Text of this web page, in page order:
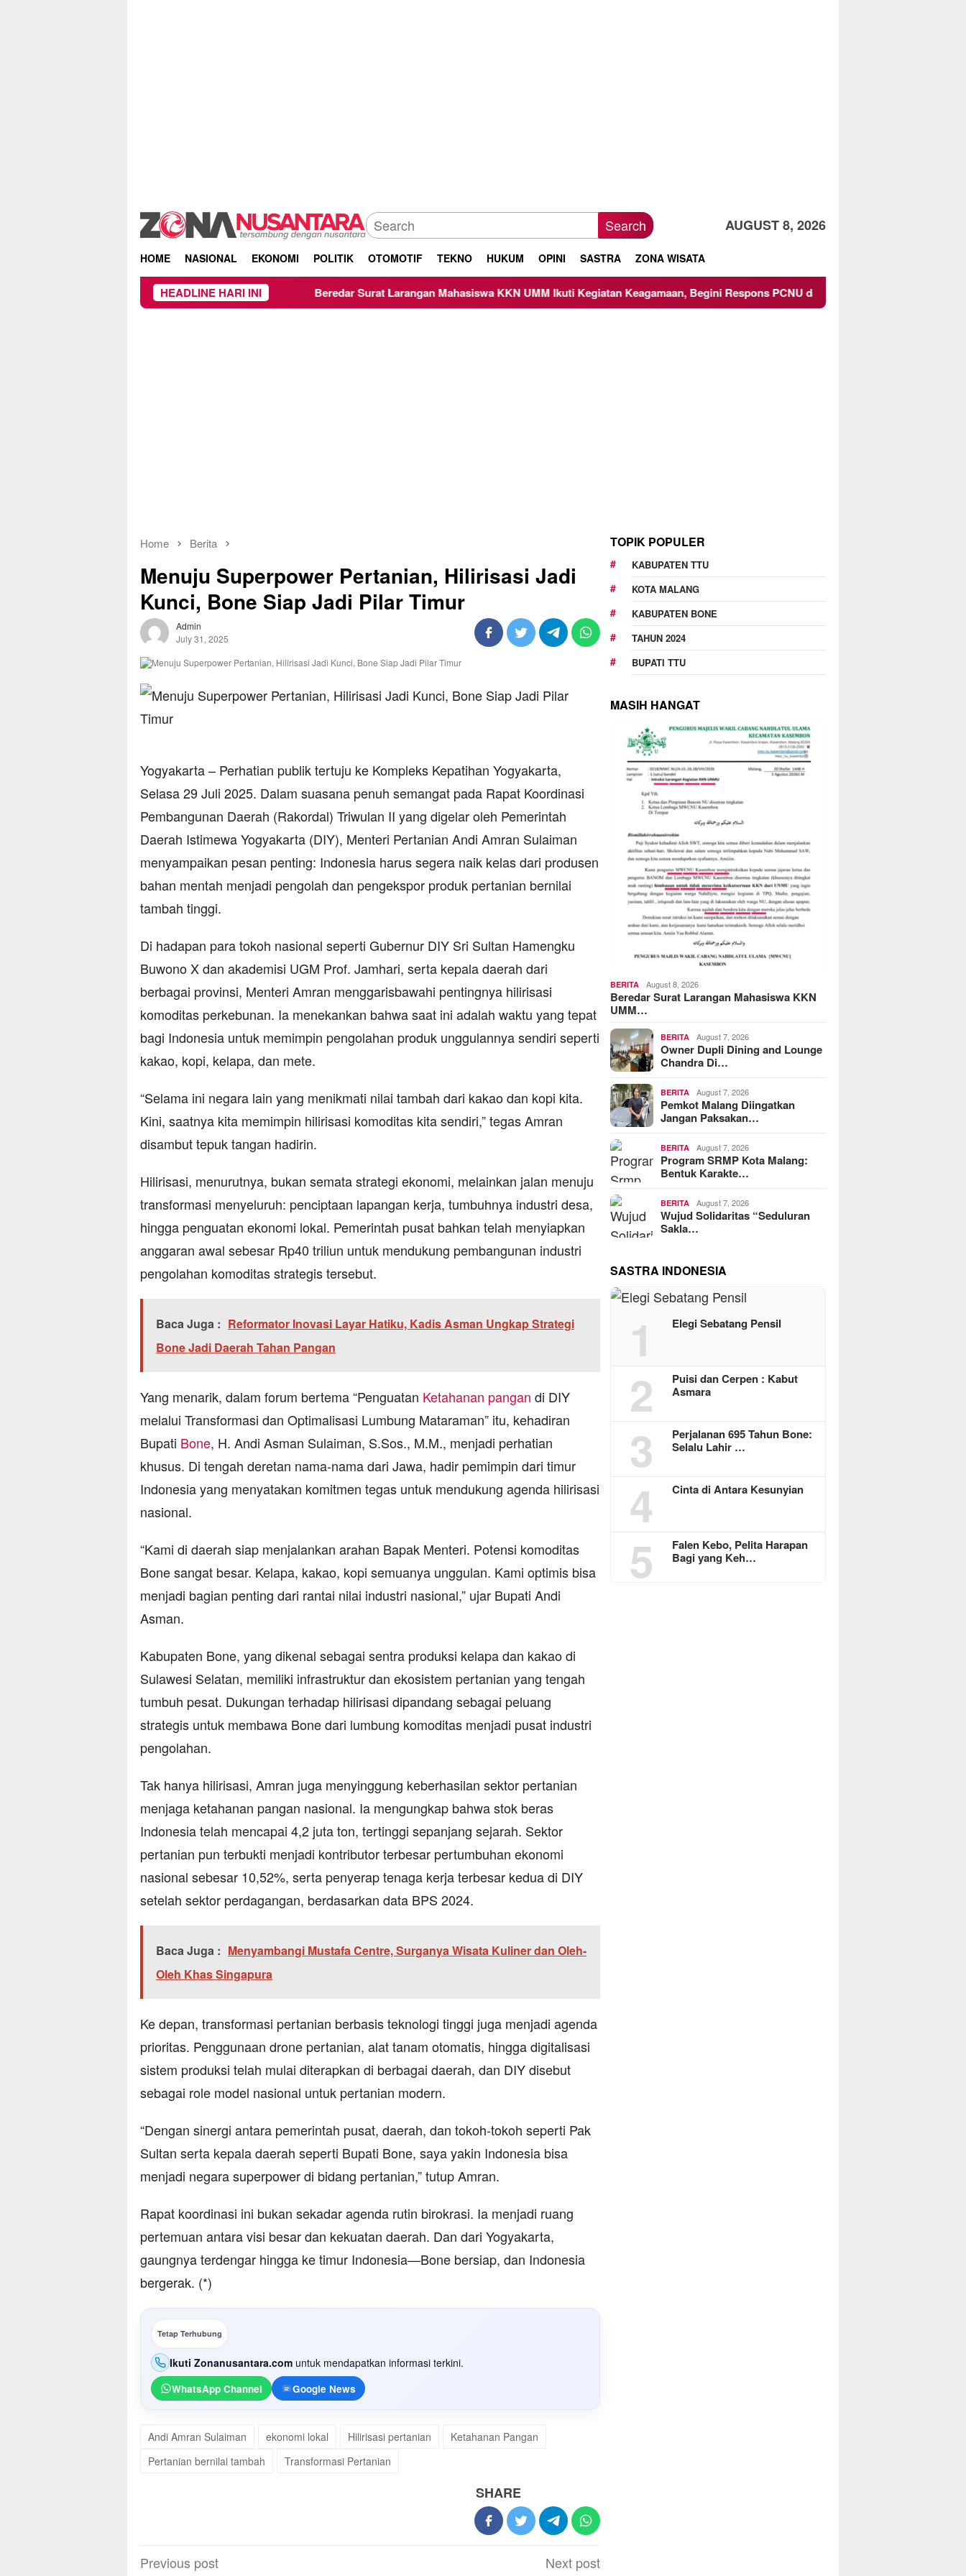
Search AUGUST 8, 2026
HOME NASIONAL EKONOMI POLITIK OTOMOTIF TEKNO HUKUM OPINI SASTRA ZONA WISATA
HEADLINE HARI INIBeredar Surat Larangan Mahasiswa KKN UMM Ikuti Kegiatan Keagamaan, Begini Respons PCNU dan Kampus Owner Dupli Dining and
Home Berita
Menuju Superpower Pertanian, Hilirisasi Jadi
Kunci, Bone Siap Jadi Pilar Timur
Admin
July 31, 2025
Yogyakarta – Perhatian publik tertuju ke Kompleks Kepatihan Yogyakarta,
Selasa 29 Juli 2025. Dalam suasana penuh semangat pada Rapat Koordinasi
Pembangunan Daerah (Rakordal) Triwulan II yang digelar oleh Pemerintah
Daerah Istimewa Yogyakarta (DIY), Menteri Pertanian Andi Amran Sulaiman
menyampaikan pesan penting: Indonesia harus segera naik kelas dari produsen
bahan mentah menjadi pengolah dan pengekspor produk pertanian bernilai
tambah tinggi.
Di hadapan para tokoh nasional seperti Gubernur DIY Sri Sultan Hamengku
Buwono X dan akademisi UGM Prof. Jamhari, serta kepala daerah dari
berbagai provinsi, Menteri Amran menggarisbawahi pentingnya hilirisasi
komoditas perkebunan. Ia menekankan bahwa saat ini adalah waktu yang tepat
bagi Indonesia untuk memimpin pengolahan produk unggulannya sendiri seperti
kakao, kopi, kelapa, dan mete.
“Selama ini negara lain yang menikmati nilai tambah dari kakao dan kopi kita.
Kini, saatnya kita memimpin hilirisasi komoditas kita sendiri,” tegas Amran
disambut tepuk tangan hadirin.
Hilirisasi, menurutnya, bukan semata strategi ekonomi, melainkan jalan menuju
transformasi menyeluruh: penciptaan lapangan kerja, tumbuhnya industri desa,
hingga penguatan ekonomi lokal. Pemerintah pusat bahkan telah menyiapkan
anggaran awal sebesar Rp40 triliun untuk mendukung pembangunan industri
pengolahan komoditas strategis tersebut.
Baca Juga : Reformator Inovasi Layar Hatiku, Kadis Asman Ungkap Strategi
Bone Jadi Daerah Tahan Pangan
Yang menarik, dalam forum bertema “Penguatan Ketahanan pangan di DIY
melalui Transformasi dan Optimalisasi Lumbung Mataraman” itu, kehadiran
Bupati Bone, H. Andi Asman Sulaiman, S.Sos., M.M., menjadi perhatian
khusus. Di tengah deretan nama-nama dari Jawa, hadir pemimpin dari timur
Indonesia yang menyatakan komitmen tegas untuk mendukung agenda hilirisasi
nasional.
“Kami di daerah siap menjalankan arahan Bapak Menteri. Potensi komoditas
Bone sangat besar. Kelapa, kakao, kopi semuanya unggulan. Kami optimis bisa
menjadi bagian penting dari rantai nilai industri nasional,” ujar Bupati Andi
Asman.
Kabupaten Bone, yang dikenal sebagai sentra produksi kelapa dan kakao di
Sulawesi Selatan, memiliki infrastruktur dan ekosistem pertanian yang tengah
tumbuh pesat. Dukungan terhadap hilirisasi dipandang sebagai peluang
strategis untuk membawa Bone dari lumbung komoditas menjadi pusat industri
pengolahan.
Tak hanya hilirisasi, Amran juga menyinggung keberhasilan sektor pertanian
menjaga ketahanan pangan nasional. Ia mengungkap bahwa stok beras
Indonesia telah mencapai 4,2 juta ton, tertinggi sepanjang sejarah. Sektor
pertanian pun terbukti menjadi kontributor terbesar pertumbuhan ekonomi
nasional sebesar 10,52%, serta penyerap tenaga kerja terbesar kedua di DIY
setelah sektor perdagangan, berdasarkan data BPS 2024.
Baca Juga : Menyambangi Mustafa Centre, Surganya Wisata Kuliner dan Oleh-
Oleh Khas Singapura
Ke depan, transformasi pertanian berbasis teknologi tinggi juga menjadi agenda
prioritas. Penggunaan drone pertanian, alat tanam otomatis, hingga digitalisasi
sistem produksi telah mulai diterapkan di berbagai daerah, dan DIY disebut
sebagai role model nasional untuk pertanian modern.
“Dengan sinergi antara pemerintah pusat, daerah, dan tokoh-tokoh seperti Pak
Sultan serta kepala daerah seperti Bupati Bone, saya yakin Indonesia bisa
menjadi negara superpower di bidang pertanian,” tutup Amran.
Rapat koordinasi ini bukan sekadar agenda rutin birokrasi. Ia menjadi ruang
pertemuan antara visi besar dan kekuatan daerah. Dan dari Yogyakarta,
gaungnya terdengar hingga ke timur Indonesia—Bone bersiap, dan Indonesia
bergerak. (*)
Tetap Terhubung
Ikuti Zonanusantara.com untuk mendapatkan informasi terkini.
WhatsApp Channel Google News
Andi Amran Sulaiman ekonomi lokal Hilirisasi pertanian
Ketahanan Pangan
Pertanian bernilai tambah
Transformasi Pertanian
SHARE
Post
Previous post
Next post
TOPIK POPULER
KABUPATEN TTU
KOTA MALANG
KABUPATEN BONE
TAHUN 2024
BUPATI TTU
MASIH HANGAT
BERITA August 8, 2026
Beredar Surat Larangan Mahasiswa KKN
UMM…
BERITA August 7, 2026
Owner Dupli Dining and Lounge
Chandra Di…
BERITA August 7, 2026
Pemkot Malang Diingatkan
Jangan Paksakan…
BERITA August 7, 2026
Program SRMP Kota Malang:
Bentuk Karakte…
BERITA August 7, 2026
Wujud Solidaritas “Seduluran
Sakla…
SASTRA INDONESIA
1 Elegi Sebatang Pensil
2
Puisi dan Cerpen : Kabut
Asmara
3
Perjalanan 695 Tahun Bone:
Selalu Lahir …
4 Cinta di Antara Kesunyian
5
Falen Kebo, Pelita Harapan
Bagi yang Keh…